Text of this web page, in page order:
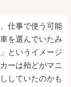
仕事で使う可能
を選んでいたみ
というイメージ
ーは殆どがマニ
していたのかも